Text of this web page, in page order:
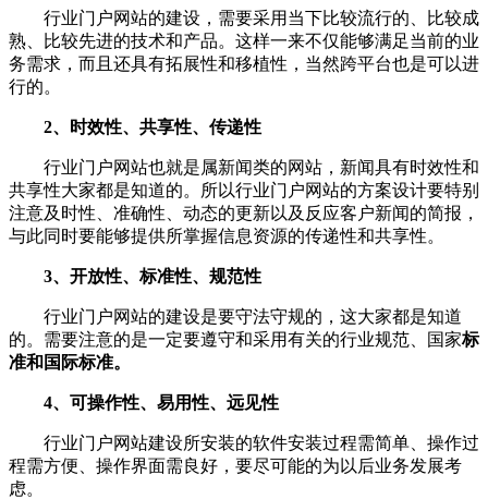
行业门户网站的建设，需要采用当下比较流行的、比较成
熟、比较先进的技术和产品。这样一来不仅能够满足当前的业
务需求，而且还具有拓展性和移植性，当然跨平台也是可以进
行的。
2、时效性、共享性、传递性
行业门户网站也就是属新闻类的网站，新闻具有时效性和
共享性大家都是知道的。所以行业门户网站的方案设计要特别
注意及时性、准确性、动态的更新以及反应客户新闻的简报，
与此同时要能够提供所掌握信息资源的传递性和共享性。
3、开放性、标准性、规范性
行业门户网站的建设是要守法守规的，这大家都是知道
的。需要注意的是一定要遵守和采用有关的行业规范、国家标
准和国际标准。
4、可操作性、易用性、远见性
行业门户网站建设所安装的软件安装过程需简单、操作过
程需方便、操作界面需良好，要尽可能的为以后业务发展考
虑。